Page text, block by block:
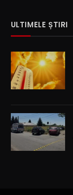
ULTIMELE ȘTIRI